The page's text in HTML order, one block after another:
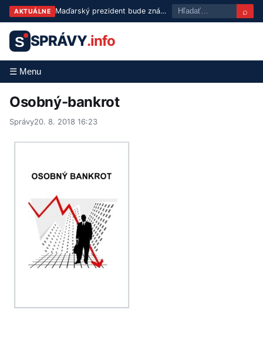
AKTUÁLNE Maďarský prezident bude známy už v utorok: Tisza predstaví troch kandidátov ⌕
S SPRÁVY.info
☰ Menu
Osobný-bankrot
Správy20. 8. 2018 16:23